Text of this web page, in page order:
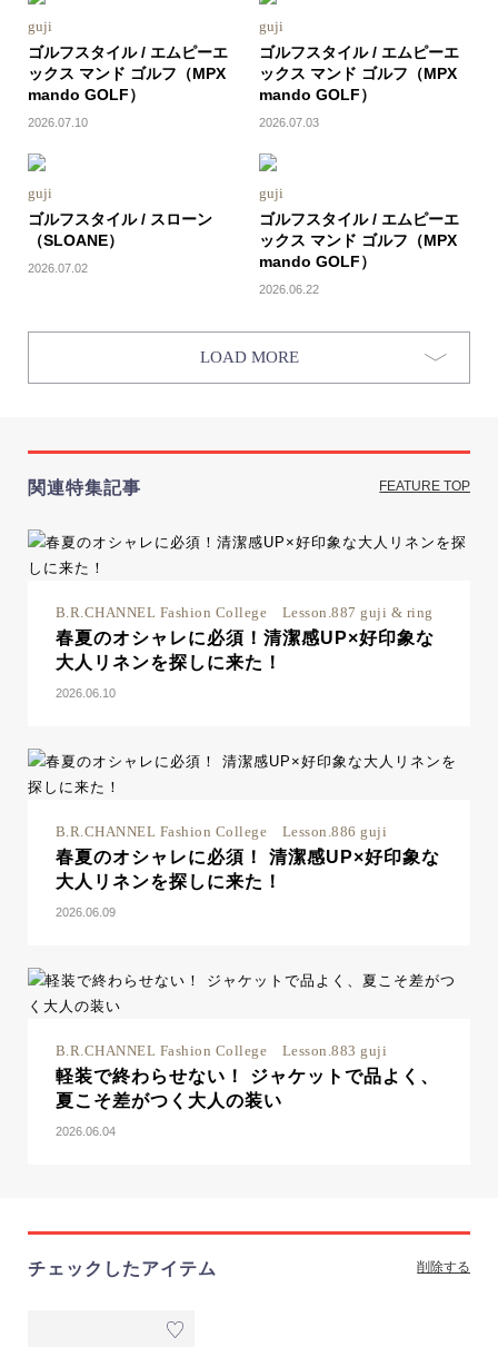
guji
ゴルフスタイル / エムピーエ
ックス マンド ゴルフ（MPX
mando GOLF）
2026.07.10
guji
ゴルフスタイル / エムピーエ
ックス マンド ゴルフ（MPX
mando GOLF）
2026.07.03
guji
ゴルフスタイル / スローン
（SLOANE）
2026.07.02
guji
ゴルフスタイル / エムピーエ
ックス マンド ゴルフ（MPX
mando GOLF）
2026.06.22
LOAD MORE
関連特集記事 FEATURE TOP
B.R.CHANNEL Fashion College Lesson.887 guji & ring
春夏のオシャレに必須！清潔感UP×好印象な
大人リネンを探しに来た！
2026.06.10
B.R.CHANNEL Fashion College Lesson.886 guji
春夏のオシャレに必須！ 清潔感UP×好印象な
大人リネンを探しに来た！
2026.06.09
B.R.CHANNEL Fashion College Lesson.883 guji
軽装で終わらせない！ ジャケットで品よく、
夏こそ差がつく大人の装い
2026.06.04
チェックしたアイテム 削除する